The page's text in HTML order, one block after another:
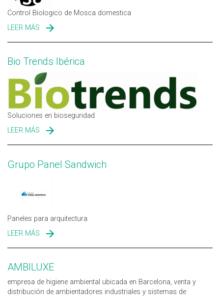
Control Biologico de Mosca domestica
LEER MÁS SOBRE SALUT AMBIENTAL
Bio Trends Ibérica
Soluciones en bioseguridad
LEER MÁS SOBRE BIO TRENDS IBÉRICA
Grupo Panel Sandwich
Paneles para arquitectura
LEER MÁS SOBRE GRUPO PANEL SANDWICH
AMBILUXE
empresa de higiene ambiental ubicada en Barcelona, venta y
distribución de ambientadores industriales y sistemas de